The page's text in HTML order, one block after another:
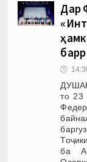
Дар
🕔
то 23
ба